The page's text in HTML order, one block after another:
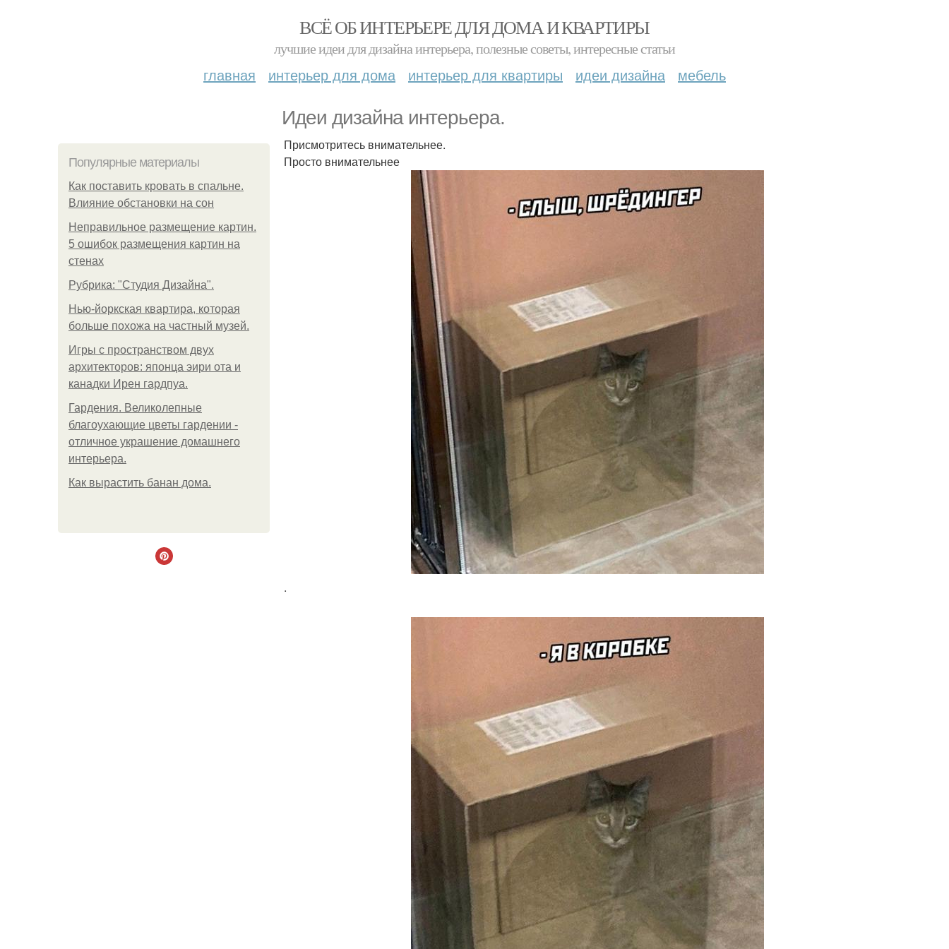
ВСЁ ОБ ИНТЕРЬЕРЕ ДЛЯ ДОМА И КВАРТИРЫ
лучшие идеи для дизайна интерьера, полезные советы, интересные статьи
главная интерьер для дома интерьер для квартиры идеи дизайна мебель
Идеи дизайна интерьера.
Популярные материалы
Как поставить кровать в спальне.
Влияние обстановки на сон
Неправильное размещение картин.
5 ошибок размещения картин на
стенах
Рубрика: "Студия Дизайна".
Нью-йоркская квартира, которая
больше похожа на частный музей.
Игры с пространством двух
архитекторов: японца эири ота и
канадки Ирен гардпуа.
Гардения. Великолепные
благоухающие цветы гардении -
отличное украшение домашнего
интерьера.
Как вырастить банан дома.
Присмотритесь внимательнее.
Просто внимательнее
.